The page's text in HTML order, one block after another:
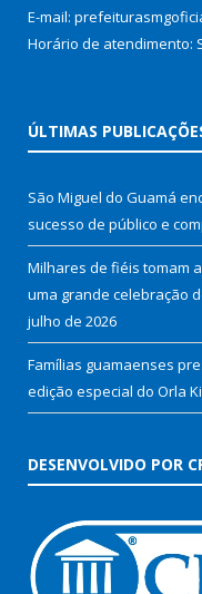
E-mail:
Horário de atendimento:
ÚLTIMAS
São Miguel do Guamá
sucesso de público e
Milhares de fiéis tomam
uma grande celebração
julho de 2026
Famílias guamaenses
edição especial do Orla
DESENVOLVIDO POR